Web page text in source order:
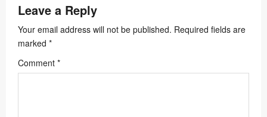
g
a
t
i
Leave a Reply
Your email address will not be published. Required fields are
marked *
Comment *